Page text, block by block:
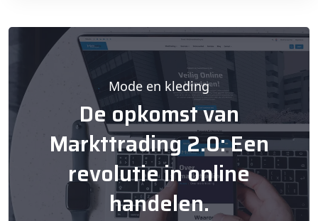
Mode en kleding
De opkomst van
Markttrading 2.0: Een
revolutie in online
handelen.